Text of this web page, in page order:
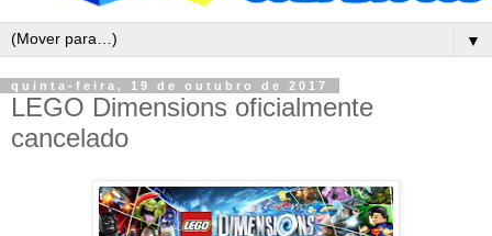
▼
quinta-feira, 19 de outubro de 2017
LEGO Dimensions oficialmente
cancelado